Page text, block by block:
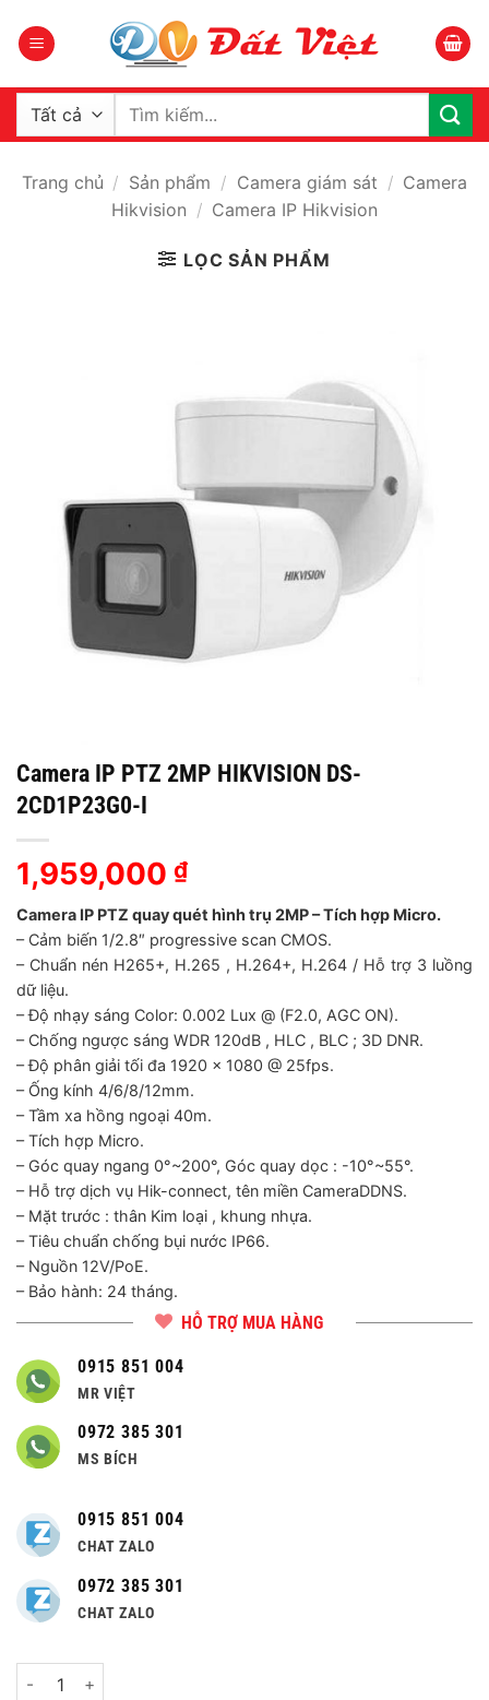
qua
dung
Tìm
Trang chủ / Sản phẩm / Camera giám sát / Camera
Hikvision / Camera IP Hikvision
LỌC SẢN PHẨM
Camera IP PTZ 2MP HIKVISION DS-
2CD1P23G0-I
1,959,000 ₫
Camera IP PTZ quay quét hình trụ 2MP – Tích hợp Micro.
– Cảm biến 1/2.8″ progressive scan CMOS.
– Chuẩn nén H265+, H.265 , H.264+, H.264 / Hỗ trợ 3 luồng
dữ liệu.
– Độ nhạy sáng Color: 0.002 Lux @ (F2.0, AGC ON).
– Chống ngược sáng WDR 120dB , HLC , BLC ; 3D DNR.
– Độ phân giải tối đa 1920 x 1080 @ 25fps.
– Ống kính 4/6/8/12mm.
– Tầm xa hồng ngoại 40m.
– Tích hợp Micro.
– Góc quay ngang 0°~200°, Góc quay dọc : -10°~55°.
– Hỗ trợ dịch vụ Hik-connect, tên miền CameraDDNS.
– Mặt trước : thân Kim loại , khung nhựa.
– Tiêu chuẩn chống bụi nước IP66.
– Nguồn 12V/PoE.
– Bảo hành: 24 tháng.
HỖ TRỢ MUA HÀNG
0915 851 004
MR VIỆT
0972 385 301
MS BÍCH
0915 851 004
CHAT ZALO
0972 385 301
CHAT ZALO
Số lượng